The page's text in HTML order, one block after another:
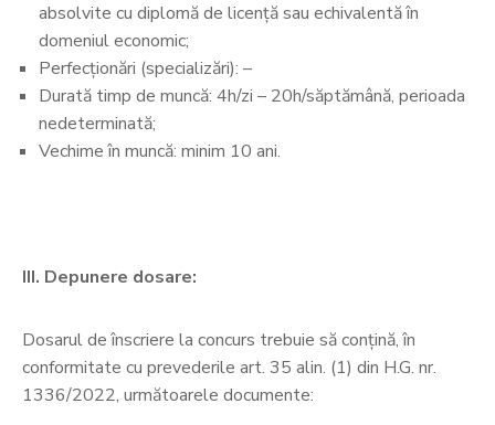
absolvite cu diplomă de licenţă sau echivalentă în
domeniul economic;
Perfecționări (specializări): –
Durată timp de muncă: 4h/zi – 20h/săptămână, perioada
nedeterminată;
Vechime în muncă: minim 10 ani.
III. Depunere dosare:
Dosarul de înscriere la concurs trebuie să conțină, în
conformitate cu prevederile art. 35 alin. (1) din H.G. nr.
1336/2022, următoarele documente: